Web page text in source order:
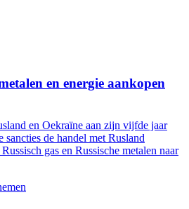
en energie aankopen
en Oekraïne aan zijn vijfde jaar
sancties de handel met Rusland
gas en Russische metalen naar